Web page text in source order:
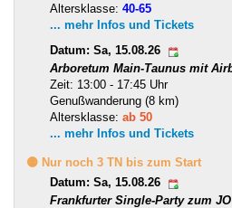
Altersklasse: 40-65
... mehr Infos und Tickets
Datum: Sa, 15.08.26
Arboretum Main-Taunus mit
Zeit: 13:00 - 17:45 Uhr
Genußwanderung (8 km)
Altersklasse: ab 50
... mehr Infos und Tickets
🟡 Nur noch 3 TN bis zum Start
Datum: Sa, 15.08.26
Frankfurter Single-Party zum